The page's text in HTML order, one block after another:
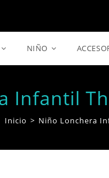
NIÑO
Infantil
Inicio > Niño Lonchera